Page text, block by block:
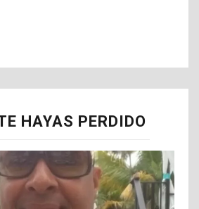
HAYAS PERDIDO